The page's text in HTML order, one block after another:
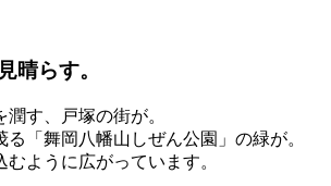
晴らす。
す、戸塚の街が。
「舞岡八幡山しぜん公園」の緑が。
むように広がっています。